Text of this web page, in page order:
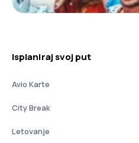
Isplaniraj svoj put
Avio Karte
City Break
Letovanje